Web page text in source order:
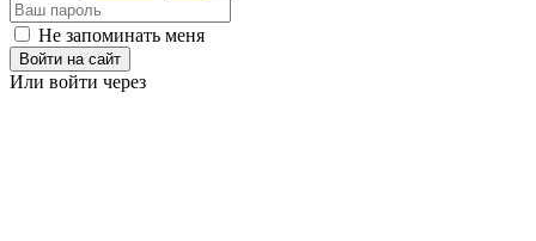
Не запоминать меня
Войти на сайт
Или войти через